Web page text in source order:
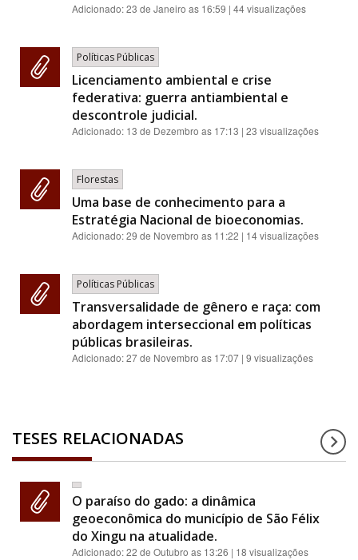
Adicionado:23 de Janeiro as 16:59 | 44 visualizações
Políticas Públicas
Licenciamento ambiental e crise
federativa: guerra antiambiental e
descontrole judicial.
Adicionado: 13 de Dezembro as 17:13 | 23 visualizações
Florestas
Uma base de conhecimento para a
Estratégia Nacional de bioeconomias.
Adicionado:29 de Novembro as 11:22 | 14 visualizações
Políticas Públicas
Transversalidade de gênero e raça: com
abordagem interseccional em políticas
públicas brasileiras.
Adicionado:27 de Novembro as 17:07 | 9 visualizações
TESES RELACIONADAS
O paraíso do gado: a dinâmica
geoeconômica do município de São Félix
do Xingu na atualidade.
Adicionado:22 de Outubro as 13:26 | 18 visualizações